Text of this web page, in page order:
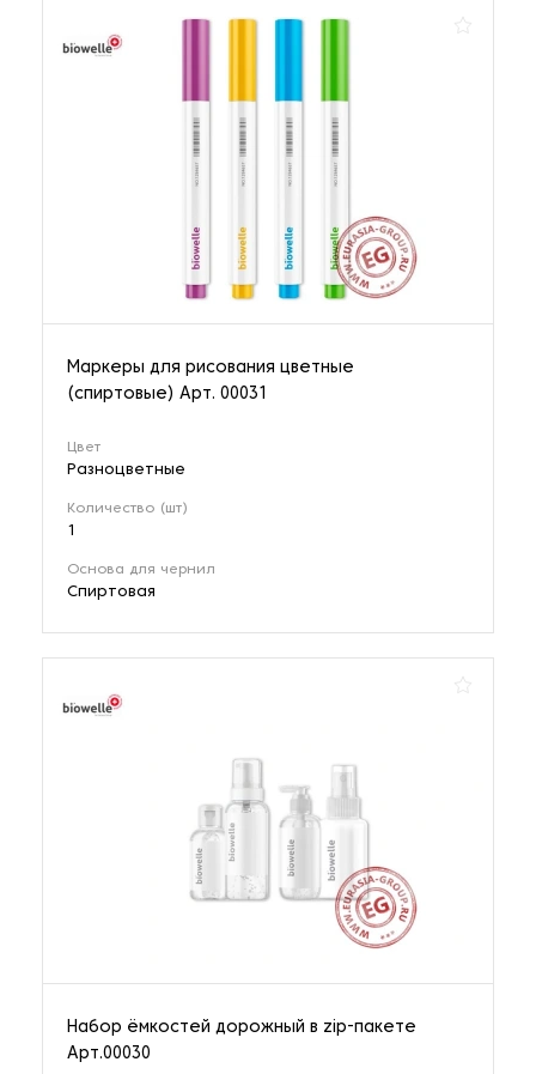
Маркеры для рисования цветные
(спиртовые) Арт. 00031
Цвет
Разноцветные
Количество (шт)
1
Основа для чернил
Спиртовая
Набор ёмкостей дорожный в zip-пакете
Арт.00030